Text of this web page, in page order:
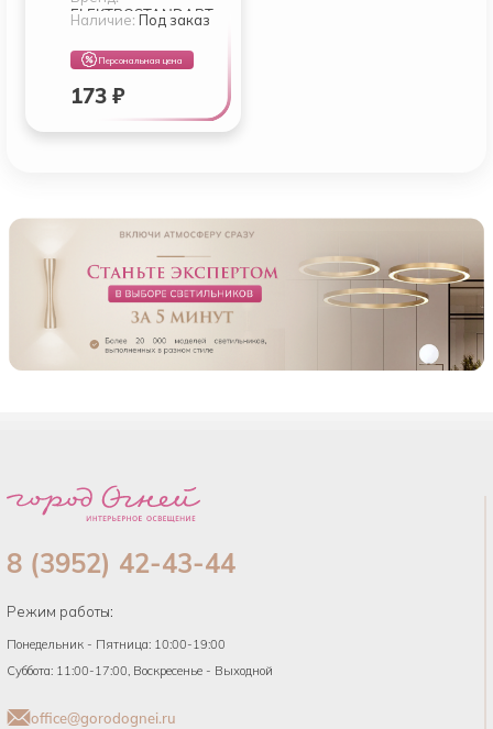
ELEKTROSTANDART
Наличие: Под заказ
Персональная цена
173 ₽
8 (3952) 42-43-44
Режим работы:
Понедельник - Пятница: 10:00-19:00
Суббота: 11:00-17:00, Воскресенье - Выходной
office@gorodognei.ru